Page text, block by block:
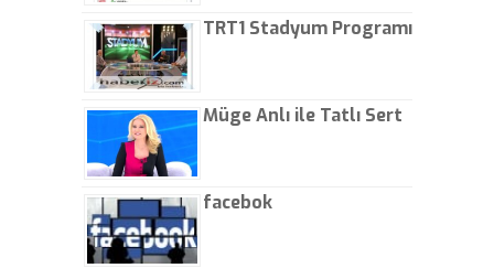
TRT1 Stadyum Programı
Müge Anlı ile Tatlı Sert
facebok